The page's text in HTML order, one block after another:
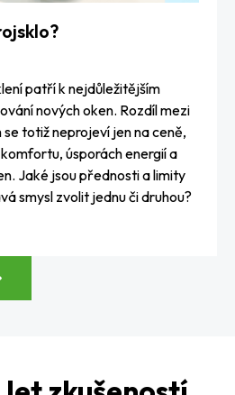
patří k nejdůležitějším
nových oken. Rozdíl mezi
totiž neprojeví jen na ceně,
úsporách energií a
Jaké jsou přednosti a limity
smysl zvolit jednu či druhou?